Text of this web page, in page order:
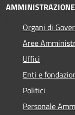
AMMINISTRAZIONE
Organi di
Aree
Uffici
Enti e
Politici
Personale